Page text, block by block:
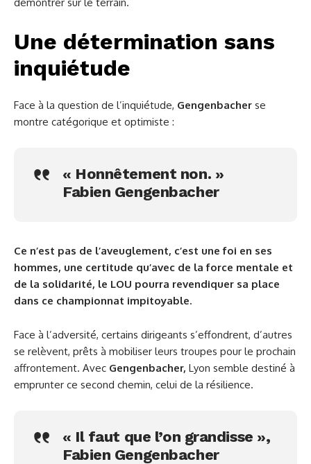
Une détermination sans
inquiétude
Face à la question de l’inquiétude, Gengenbacher se
montre catégorique et optimiste :
« Honnêtement non. »
Fabien Gengenbacher
Ce n’est pas de l’aveuglement, c’est une foi en ses
hommes, une certitude qu’avec de la force mentale et
de la solidarité, le LOU pourra revendiquer sa place
dans ce championnat impitoyable.
Face à l’adversité, certains dirigeants s’effondrent, d’autres
se relèvent, prêts à mobiliser leurs troupes pour le prochain
affrontement. Avec Gengenbacher, Lyon semble destiné à
emprunter ce second chemin, celui de la résilience.
« Il faut que l’on grandisse »,
Fabien Gengenbacher